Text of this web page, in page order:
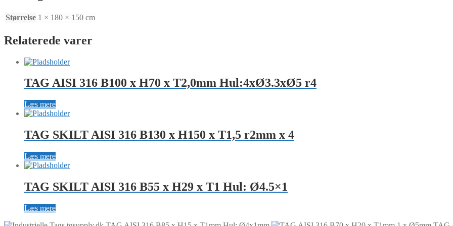
huller
5mm
antal
Størrelse 1 × 180 × 150 cm
Relaterede varer
TAG AISI 316 B100 x H70 x T2,0mm Hul:4xØ3.3xØ5 r4
Læs mere
TAG SKILT AISI 316 B130 x H150 x T1,5 r2mm x 4
Læs mere
TAG SKILT AISI 316 B55 x H29 x T1 Hul: Ø4.5×1
Læs mere